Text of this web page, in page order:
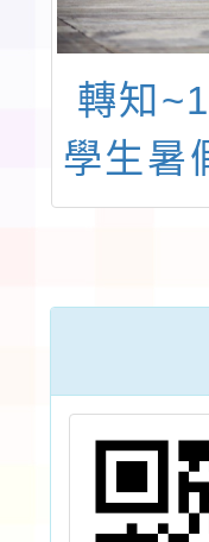
轉知
學生暑
優潛